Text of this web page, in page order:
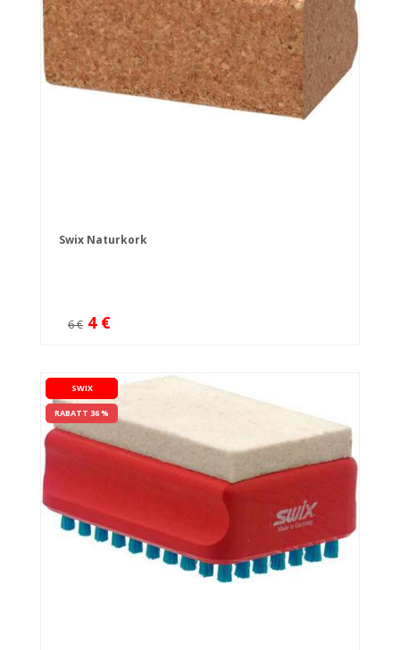
Swix Naturkork
6 € 4 €
SWIX
RABATT 36 %